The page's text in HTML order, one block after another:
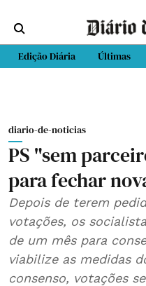
Edição Diária Últimas
diario-de-noticias
PS "sem
para fechar
Depois de terem
votações, os
de um mês para
viabilize as medidas
consenso, votações